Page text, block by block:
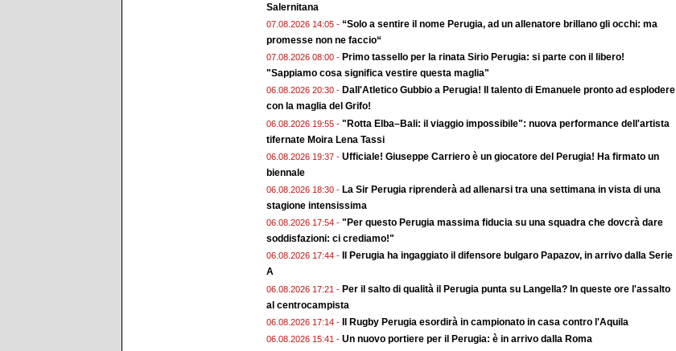
Salernitana
07.08.2026 14:05 - “Solo a sentire il nome Perugia, ad un allenatore brillano gli occhi: ma
promesse non ne faccio“
07.08.2026 08:00 - Primo tassello per la rinata Sirio Perugia: si parte con il libero!
"Sappiamo cosa significa vestire questa maglia"
06.08.2026 20:30 - Dall'Atletico Gubbio a Perugia! Il talento di Emanuele pronto ad esplodere
con la maglia del Grifo!
06.08.2026 19:55 - "Rotta Elba–Bali: il viaggio impossibile": nuova performance dell'artista
tifernate Moira Lena Tassi
06.08.2026 19:37 - Ufficiale! Giuseppe Carriero è un giocatore del Perugia! Ha firmato un
biennale
06.08.2026 18:30 - La Sir Perugia riprenderà ad allenarsi tra una settimana in vista di una
stagione intensissima
06.08.2026 17:54 - "Per questo Perugia massima fiducia su una squadra che dovcrà dare
soddisfazioni: ci crediamo!"
06.08.2026 17:44 -
Il Perugia ha ingaggiato il difensore bulgaro Papazov, in arrivo dalla Serie
A
06.08.2026 17:21 - Per il salto di qualità il Perugia punta su Langella? In queste ore l'assalto
al centrocampista
06.08.2026 17:14 - Il Rugby Perugia esordirà in campionato in casa contro l'Aquila
06.08.2026 15:41 - Un nuovo portiere per il Perugia: è in arrivo dalla Roma